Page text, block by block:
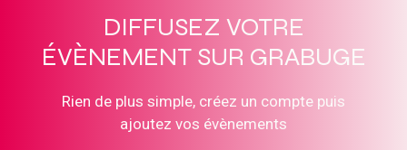
DIFFUSEZ VOTRE
ÉVÈNEMENT SUR GRABUGE
Rien de plus simple, créez un compte puis
ajoutez vos évènements